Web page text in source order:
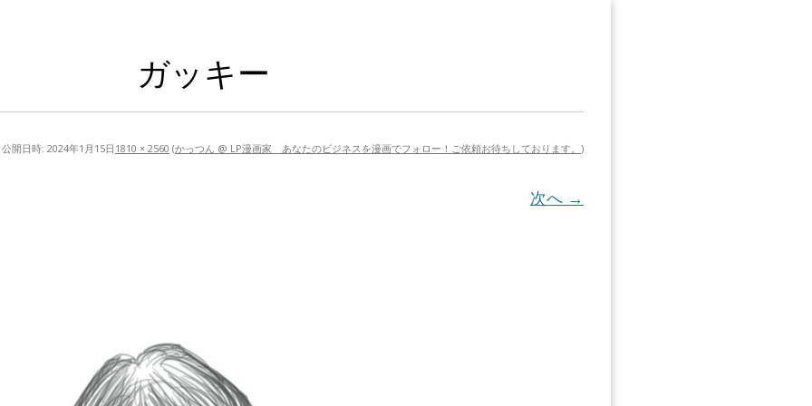
ガッキー
公開日時: 2024年1月15日 1810 × 2560 (かっつん @ LP漫画家 あなたのビジネスを漫画でフォロー！ご依頼お待ちしております。 )
次へ →